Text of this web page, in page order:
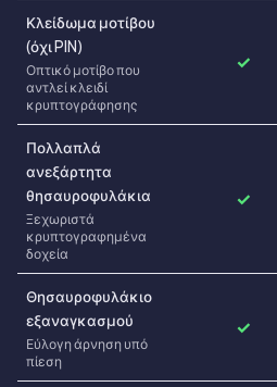
Κλείδωμα μοτίβου
(όχι PIN)
Οπτικό μοτίβο που
αντλεί κλειδί
κρυπτογράφησης
✓
Πολλαπλά
ανεξάρτητα
θησαυροφυλάκια
Ξεχωριστά
κρυπτογραφημένα
δοχεία
✓
Θησαυροφυλάκιο
εξαναγκασμού
Εύλογη άρνηση υπό
πίεση
✓